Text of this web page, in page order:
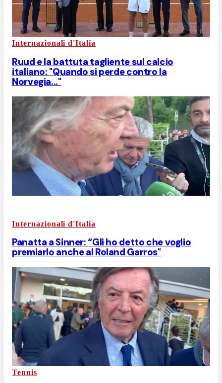
Internazionali d'Italia
Ruud e la battuta tagliente sul calcio
italiano: "Quando si perde contro la
Norvegia..."
Internazionali d'Italia
Panatta a Sinner: “Gli ho detto che voglio
premiarlo anche al Roland Garros"
Tennis